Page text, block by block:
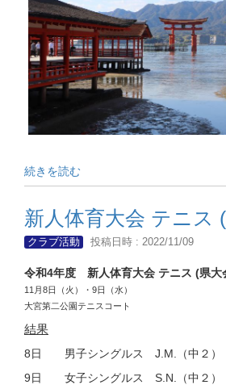
続きを読む
新人体育大会 テニス
クラブ活動 投稿日時 : 2022/11/09
令和4年度 新人体育大会 テニス (県大
11月8日（火）・9日（水）
大宮第二公園テニスコート
結果
8日 男子シングルス J.M.（中２
9日 女子シングルス S.N.（中２